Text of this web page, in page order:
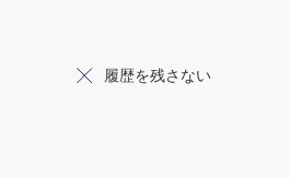
履歴を残さない